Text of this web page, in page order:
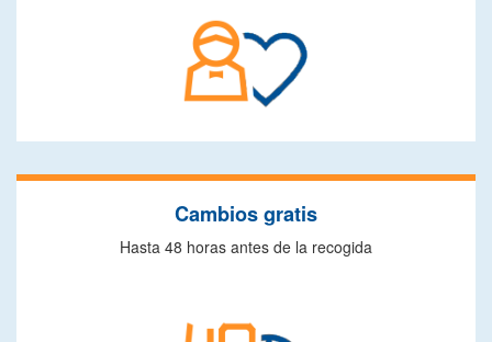
Cambios gratis
Hasta 48 horas antes de la recogida